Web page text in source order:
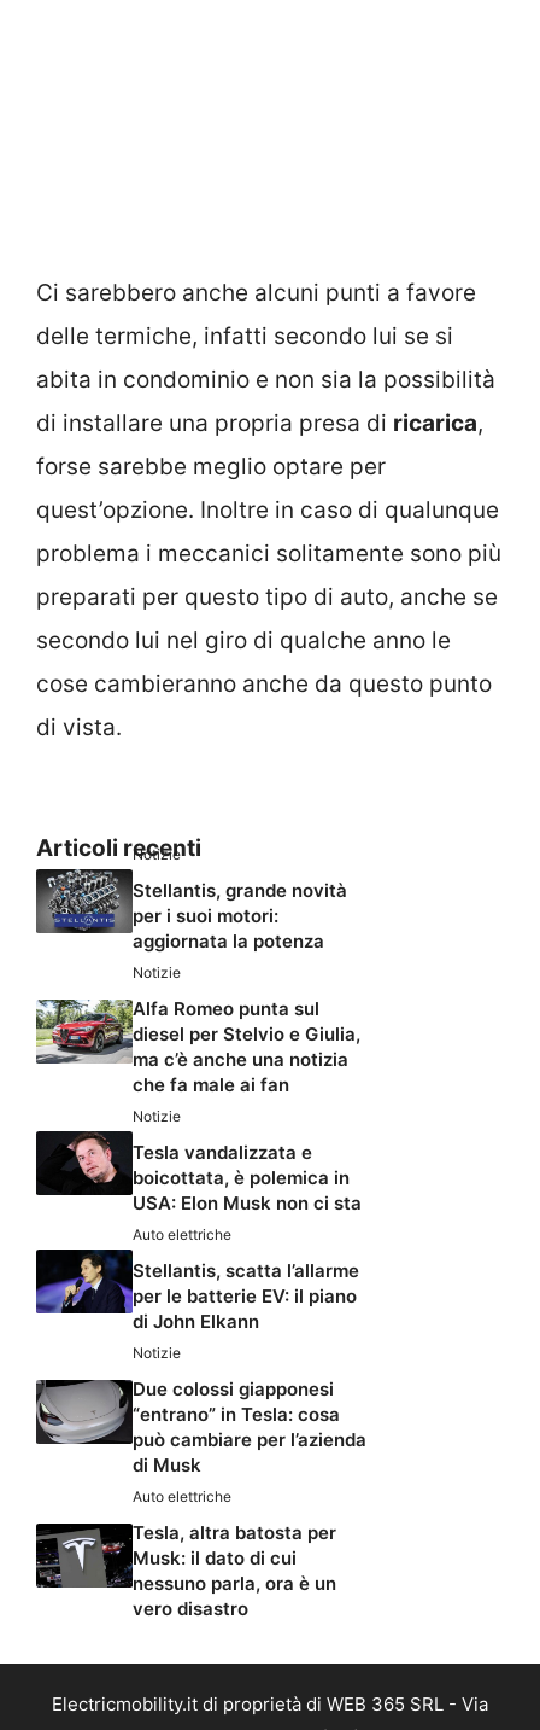
Ci sarebbero anche alcuni punti a favore
delle termiche, infatti secondo lui se si
abita in condominio e non sia la possibilità
di installare una propria presa di ricarica,
forse sarebbe meglio optare per
quest’opzione. Inoltre in caso di qualunque
problema i meccanici solitamente sono più
preparati per questo tipo di auto, anche se
secondo lui nel giro di qualche anno le
cose cambieranno anche da questo punto
di vista.
Articoli recenti
Notizie
Stellantis, grande novità
per i suoi motori:
aggiornata la potenza
Notizie
Alfa Romeo punta sul
diesel per Stelvio e Giulia,
ma c’è anche una notizia
che fa male ai fan
Notizie
Tesla vandalizzata e
boicottata, è polemica in
USA: Elon Musk non ci sta
Auto elettriche
Stellantis, scatta l’allarme
per le batterie EV: il piano
di John Elkann
Notizie
Due colossi giapponesi
“entrano” in Tesla: cosa
può cambiare per l’azienda
di Musk
Auto elettriche
Tesla, altra batosta per
Musk: il dato di cui
nessuno parla, ora è un
vero disastro
Electricmobility.it di proprietà di WEB 365 SRL - Via